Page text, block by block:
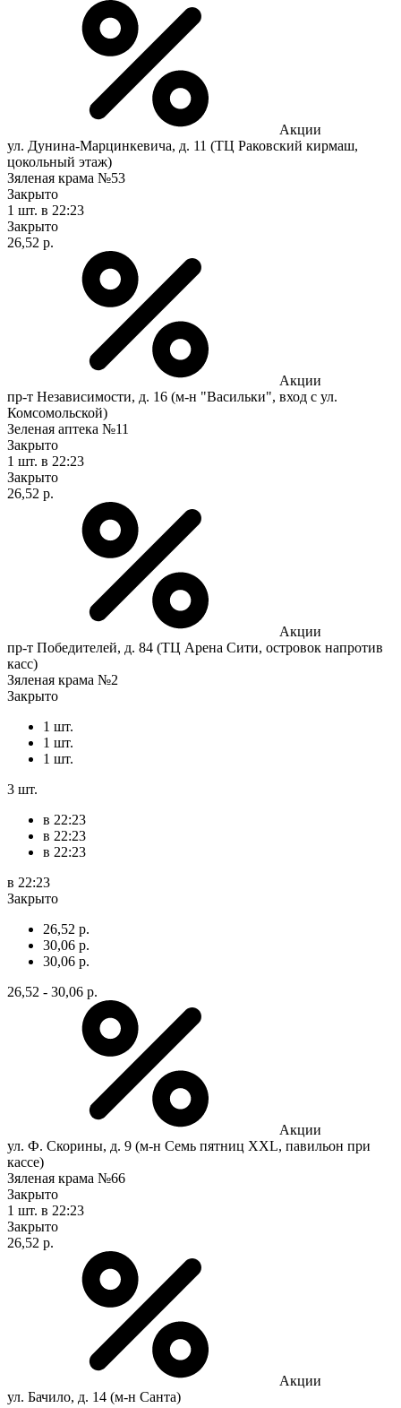
Акции
ул. Дунина-Марцинкевича, д. 11 (ТЦ Раковский кирмаш,
цокольный этаж)
Зяленая крама №53
Закрыто
1 шт. в 22:23
Закрыто
26,52 р.
Акции
пр-т Независимости, д. 16 (м-н "Васильки", вход с ул.
Комсомольской)
Зеленая аптека №11
Закрыто
1 шт. в 22:23
Закрыто
26,52 р.
Акции
пр-т Победителей, д. 84 (ТЦ Арена Сити, островок напротив
касс)
Зяленая крама №2
Закрыто
1 шт.
1 шт.
1 шт.
3 шт.
в 22:23
в 22:23
в 22:23
в 22:23
Закрыто
26,52 р.
30,06 р.
30,06 р.
26,52 - 30,06 р.
Акции
ул. Ф. Скорины, д. 9 (м-н Семь пятниц XXL, павильон при
кассе)
Зяленая крама №66
Закрыто
1 шт. в 22:23
Закрыто
26,52 р.
Акции
ул. Бачило, д. 14 (м-н Санта)